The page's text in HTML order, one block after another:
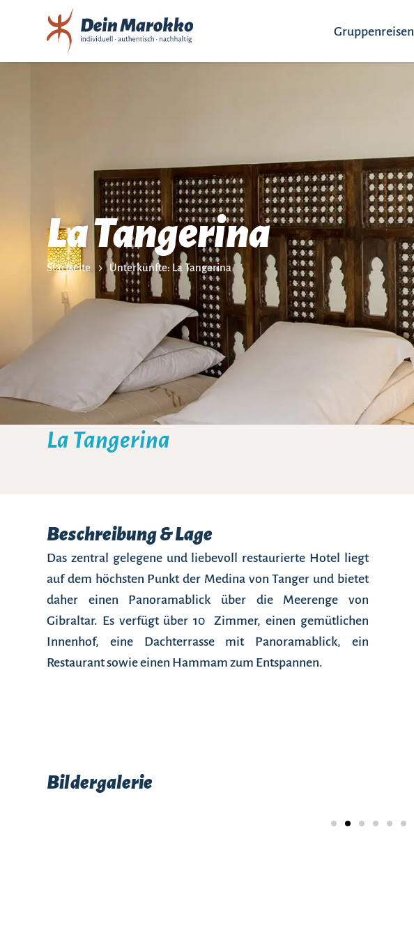
Gruppenreisen
La Tangerina
Startseite Unterkünfte: La Tangerina
La Tangerina
Beschreibung & Lage
Das zentral gelegene und liebevoll restaurierte Hotel liegt
auf dem höchsten Punkt der Medina von Tanger und bietet
daher einen Panoramablick über die Meerenge von
Gibraltar. Es verfügt über 10 Zimmer, einen gemütlichen
Innenhof, eine Dachterrasse mit Panoramablick, ein
Restaurant sowie einen Hammam zum Entspannen.
Bildergalerie